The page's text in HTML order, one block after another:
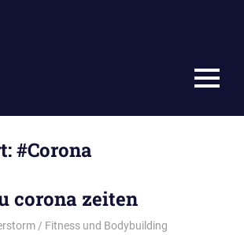
MENU
#Corona
corona zeiten
Fitness und Bodybuilding